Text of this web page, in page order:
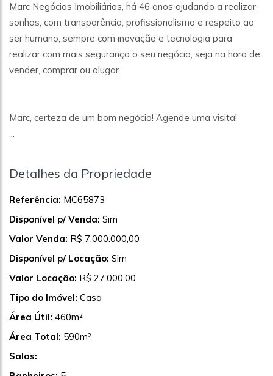
Marc Negócios Imobiliários, há 46 anos ajudando a realizar
sonhos, com transparência, profissionalismo e respeito ao
ser humano, sempre com inovação e tecnologia para
realizar com mais segurança o seu negócio, seja na hora de
vender, comprar ou alugar.
Marc, certeza de um bom negócio! Agende uma visita!
...
Detalhes da Propriedade
Referência: MC65873
Disponível p/ Venda: Sim
Valor Venda: R$ 7.000.000,00
Disponível p/ Locação: Sim
Valor Locação: R$ 27.000,00
Tipo do Imóvel: Casa
Área Útil: 460m²
Área Total: 590m²
Salas: